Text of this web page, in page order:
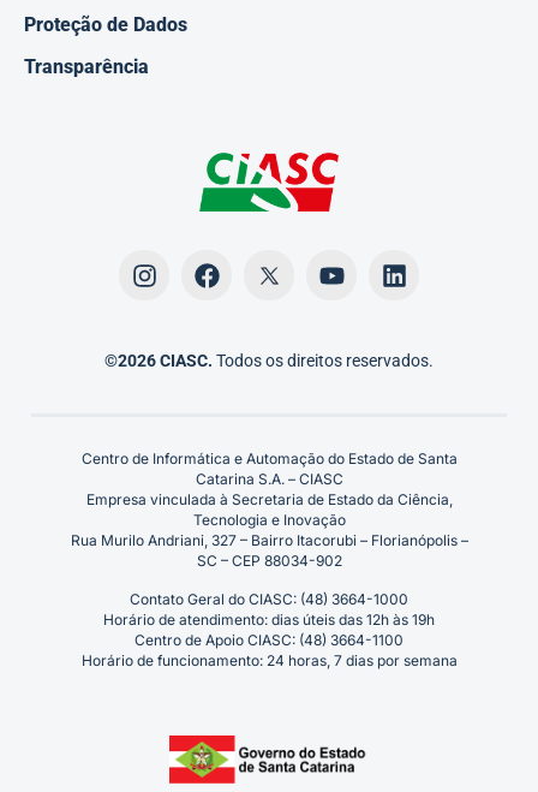
Proteção de Dados
Transparência
©2026 CIASC. Todos os direitos reservados.
Centro de Informática e Automação do Estado de Santa
Catarina S.A. – CIASC
Empresa vinculada à Secretaria de Estado da Ciência,
Tecnologia e Inovação
Rua Murilo Andriani, 327 – Bairro Itacorubi – Florianópolis –
SC – CEP 88034-902
Contato Geral do CIASC: (48) 3664-1000
Horário de atendimento: dias úteis das 12h às 19h
Centro de Apoio CIASC: (48) 3664-1100
Horário de funcionamento: 24 horas, 7 dias por semana